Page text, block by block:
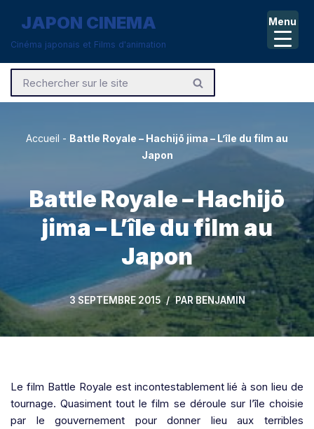
Aller
contenu
JAPON CINEMA
Cinéma japonais et Films d'animation
Accueil - Battle Royale – Hachijō jima – L’île du film au
Japon
Battle Royale – Hachijō
jima – L’île du film au
Japon
3 SEPTEMBRE 2015 PARBENJAMIN
Le film Battle Royale est incontestablement lié à son lieu de
tournage. Quasiment tout le film se déroule sur l’île choisie
par le gouvernement pour donner lieu aux terribles
Menu